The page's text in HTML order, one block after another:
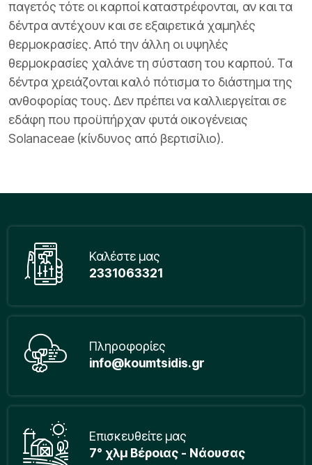
παγετός τότε οι καρποί καταστρέφονται, αν και τα
δέντρα αντέχουν και σε εξαιρετικά χαμηλές
θερμοκρασίες. Από την άλλη οι υψηλές
θερμοκρασίες χαλάνε τη σύσταση του καρπού. Τα
δέντρα χρειάζονται καλό πότισμα το διάστημα της
ανθοφορίας τους. Δεν πρέπει να καλλιεργείται σε
εδάφη που προϋπήρχαν φυτά οικογένειας
Solanaceae (κίνδυνος από βερτισίλιο).
Καλέστε μας
2331063321
Πληροφορίες
info@koumtsidis.gr
Επισκευθείτε μας
7° χλμ Βέροιας - Νάουσας